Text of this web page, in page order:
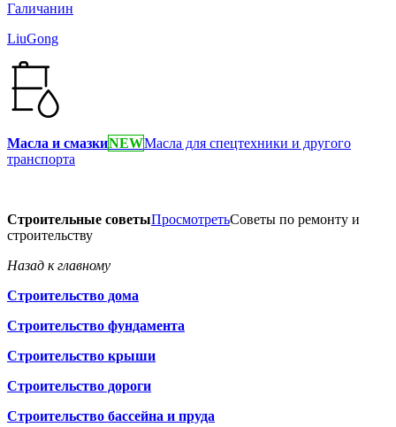
Галичанин
LiuGong
Масла и смазкиNEWМасла для спецтехники и другого
транспорта
Строительные советыПросмотретьСоветы по ремонту и
строительству
Назад к главному
Строительство дома
Строительство фундамента
Строительство крыши
Строительство дороги
Строительство бассейна и пруда